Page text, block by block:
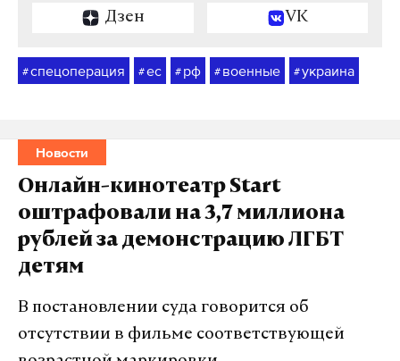
Дзен VK
#спецоперация #ес # рф # военные #украина
Новости
Онлайн-кинотеатр Start
оштрафовали на 3,7 миллиона
рублей за демонстрацию ЛГБТ
детям
В постановлении суда говорится об
отсутствии в фильме соответствующей